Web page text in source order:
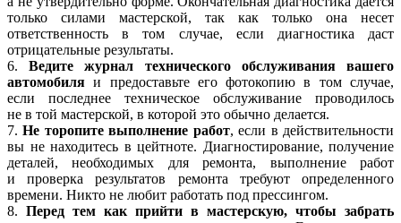
только силами мастерской, так как только она несет
ответственность в том случае, если диагностика даст
отрицательные результаты.
6.Ведите журнал технического обслуживания вашего
автомобиля и предоставьте его фотокопию в том случае,
если последнее техническое обслуживание проводилось
не в той мастерской, в которой это обычно делается.
7.Не торопите выполнение работ, если в действительности
вы не находитесь в цейтноте. Диагностирование, получение
деталей, необходимых для ремонта, выполнение работ
и проверка результатов ремонта требуют определенного
времени. Никто не любит работать под прессингом.
8. Перед тем как прийти в мастерскую, чтобы забрать